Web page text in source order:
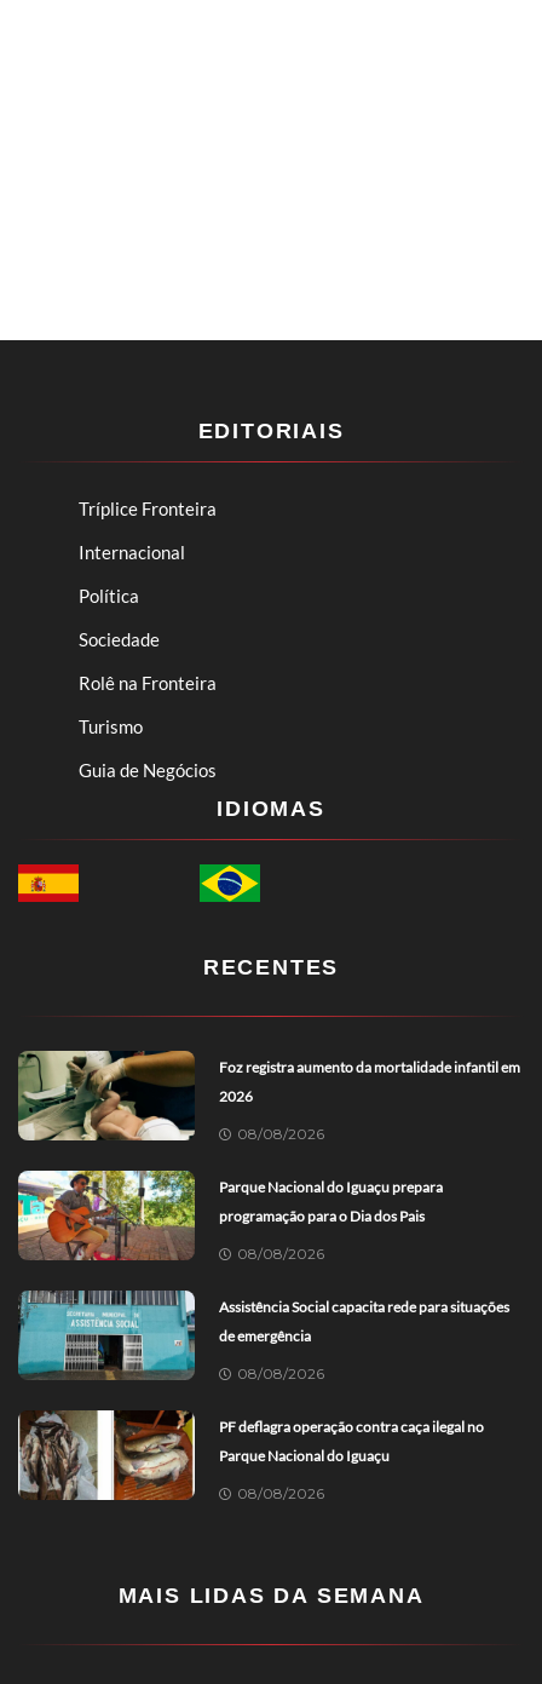
EDITORIAIS
Tríplice Fronteira
Internacional
Política
Sociedade
Rolê na Fronteira
Turismo
Guia de Negócios
IDIOMAS
RECENTES
Foz registra aumento da mortalidade infantil em
2026
08/08/2026
Parque Nacional do Iguaçu prepara
programação para o Dia dos Pais
08/08/2026
Assistência Social capacita rede para situações
de emergência
08/08/2026
PF deflagra operação contra caça ilegal no
Parque Nacional do Iguaçu
08/08/2026
MAIS LIDAS DA SEMANA